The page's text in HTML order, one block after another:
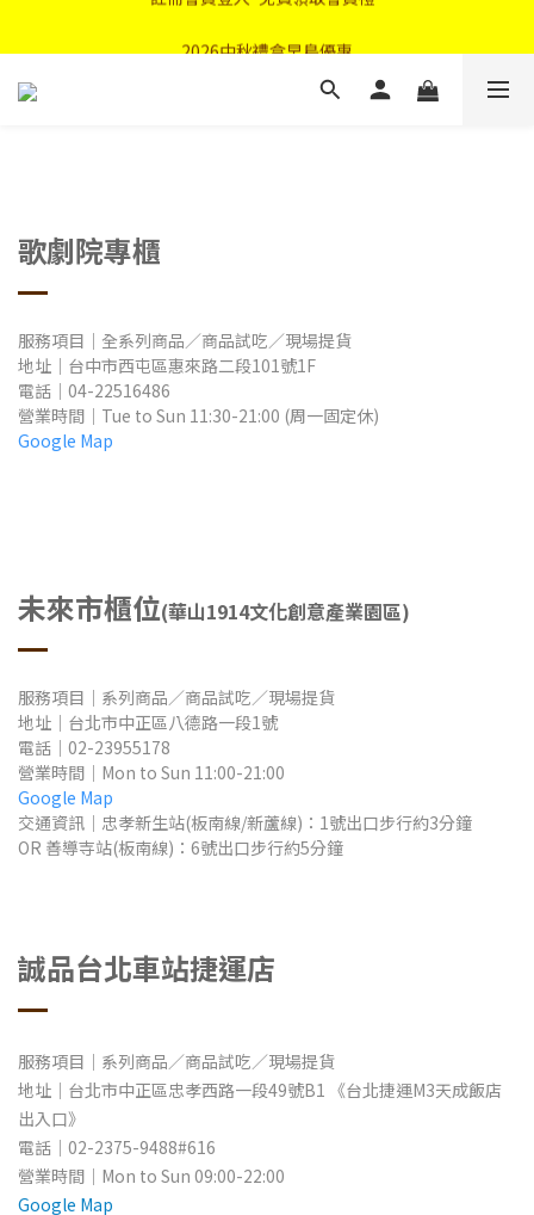
2026中秋禮盒早鳥優惠
首購優惠輸入"N50"現折50元
歌劇院專櫃
服務項目｜全系列商品／商品試吃／現場提貨
地址 ｜ 台中市西屯區惠來路二段101號1F
電話｜04-22516486
營業時間 ｜Tue to Sun 11:30-21:00 (周一固定休)
Google Map
未來市櫃位(華山1914文化創意產業園區)
服務項目｜系列商品／商品試吃／現場提貨
地址 ｜ 台北市中正區八德路一段1號
電話｜02-23955178
營業時間 ｜Mon to Sun 11:00-21:00
Google Map
交通資訊｜忠孝新生站(板南線/新蘆線)：1號出口步行約3分鐘
OR 善導寺站(板南線)：6號出口步行約5分鐘
誠品台北車站捷運店
服務項目｜系列商品／商品試吃／現場提貨
地址 ｜台北市中正區忠孝西路一段49號B1 《台北捷運M3天成飯店
出入口》
電話｜02-2375-9488#616
營業時間 ｜Mon to Sun 09:00-22:00
Google Map